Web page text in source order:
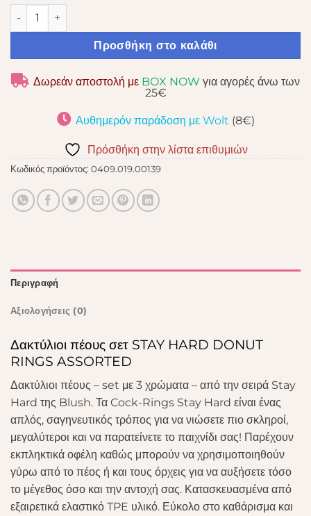
STAY HARD DONUT RINGS ASSORTED ποσότητα
Προσθήκη στο καλάθι
Δωρεάν αποστολή με BOX NOW για αγορές άνω των
25€
Αυθημερόν παράδοση με Wolt (8€)
Πρόσθήκη στην λίστα επιθυμιών
Κωδικός προϊόντος: 0409.019.00139
Περιγραφή
Αξιολογήσεις (0)
Δακτύλιοι πέους σετ STAY HARD DONUT
RINGS ASSORTED
Δακτύλιοι πέους – set με 3 χρώματα – από την σειρά Stay
Hard της Blush. Τα Cock-Rings Stay Hard είναι ένας
απλός, σαγηνευτικός τρόπος για να νιώσετε πιο σκληροί,
μεγαλύτεροι και να παρατείνετε το παιχνίδι σας! Παρέχουν
εκπληκτικά οφέλη καθώς μπορούν να χρησιμοποιηθούν
γύρω από το πέος ή και τους όρχεις για να αυξήσετε τόσο
το μέγεθος όσο και την αντοχή σας. Κατασκευασμένα από
εξαιρετικά ελαστικό TPE υλικό. Εύκολο στο καθάρισμα και